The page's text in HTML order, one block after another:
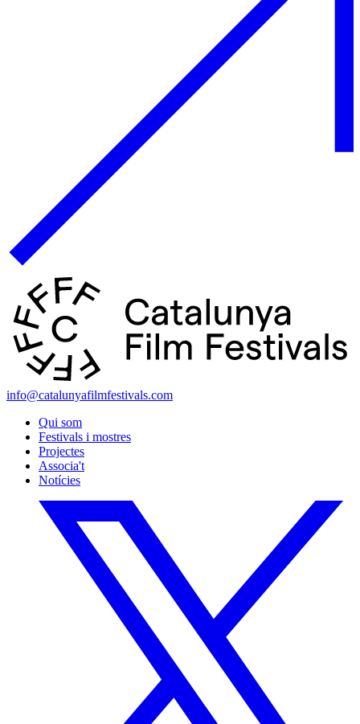
info@catalunyafilmfestivals.com
Qui som
Festivals i mostres
Projectes
Associa't
Notícies